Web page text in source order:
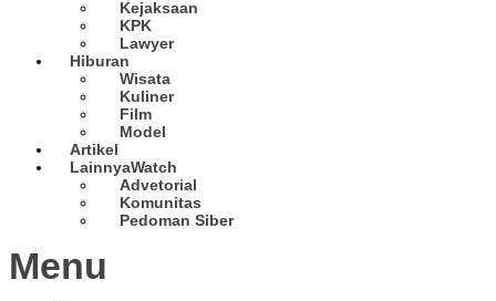
Kejaksaan
KPK
Lawyer
Hiburan
Wisata
Kuliner
Film
Model
Artikel
LainnyaWatch
Advetorial
Komunitas
Pedoman Siber
Menu